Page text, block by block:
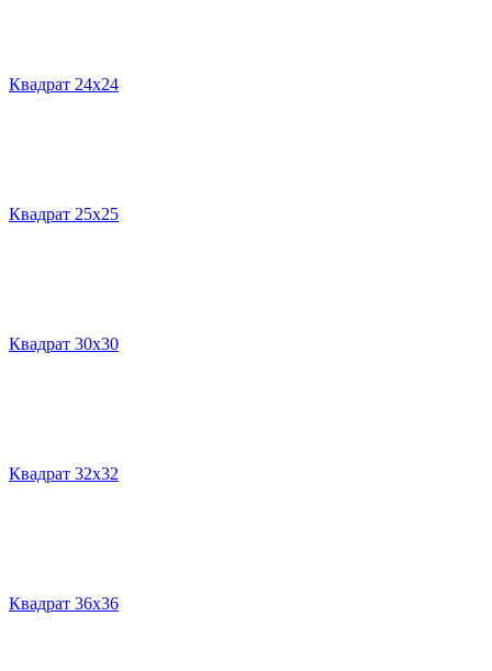
Квадрат 24х24
Квадрат 25х25
Квадрат 30х30
Квадрат 32х32
Квадрат 36х36